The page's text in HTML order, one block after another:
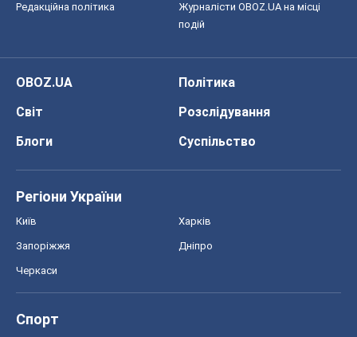
Редакційна політика
Журналісти OBOZ.UA на місці
подій
OBOZ.UA
Політика
Світ
Розслідування
Блоги
Суспільство
Регіони України
Київ Харків
Запоріжжя Дніпро
Черкаси
Спорт